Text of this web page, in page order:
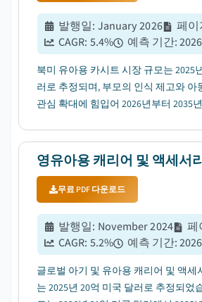
발행일: January 2026 페이
CAGR: 5.4% 예측 기간:
북미 유아용 카시트 시장 규모는 2025
러로 추정되며, 부모의 인식 제고와 아
관심 확대에 힘입어 2026년부터 2035
영유아용 캐리어 및 액세서
무료 PDF 다운로드
발행일: November 2024 페
CAGR: 5.2% 예측 기간:
글로벌 아기 및 유아용 캐리어 및 액세
는 2025년 20억 미국 달러로 추정되었